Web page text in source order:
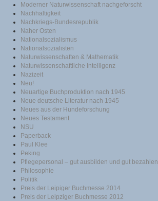
Moderner Naturwissenschaft nachgeforscht
Nachhaltigkeit
Nachkriegs-Bundesrepublik
Naher Osten
Nationalsozialismus
Nationalsozialisten
Naturwissenschaften & Mathematik
Naturwissenschaftliche Intelligenz
Nazizeit
Neu!
Neuartige Buchproduktion nach 1945
Neue deutsche Literatur nach 1945
Neues aus der Hundeforschung
Neues Testament
NSU
Paperback
Paul Klee
Peking
Pflegepersonal – gut ausbilden und gut bezahlen
Philosophie
Politik
Preis der Leipiger Buchmesse 2014
Preis der Leipziger Buchmesse 2012